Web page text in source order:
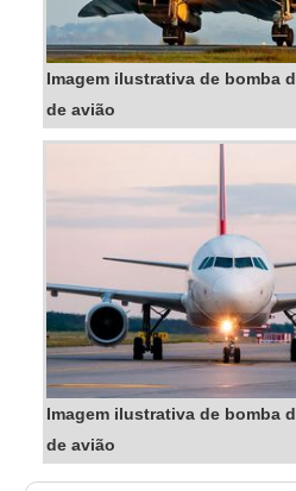
Imagem ilustrativa de bomba
de avião
Imagem ilustrativa de bomba
de avião